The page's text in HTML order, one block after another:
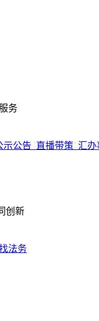
务
示公告 直播带策 汇办
创新
法务